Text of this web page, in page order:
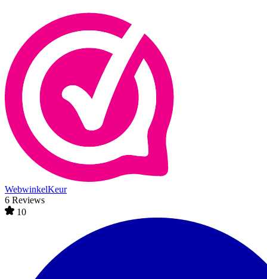
WebwinkelKeur
6 Reviews
10